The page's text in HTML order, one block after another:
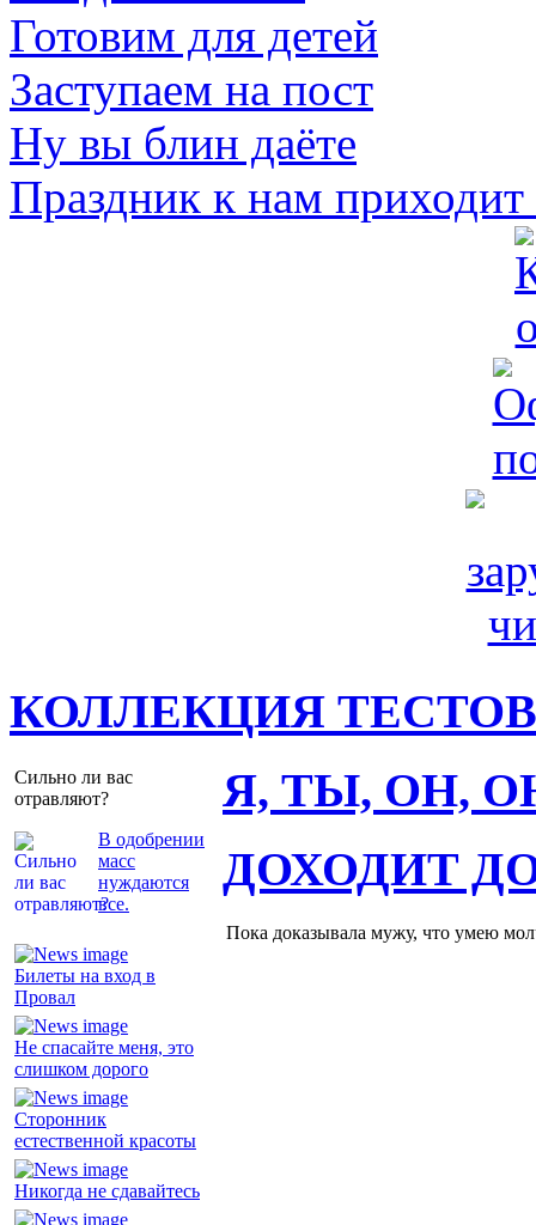
Готовим для детей
Заступаем на пост
Ну вы блин даёте
Праздник к нам
КОЛЛЕКЦИЯ ТЕСТОВ
Сильно ли вас
отравляют?
В одобрении
масс
нуждаются
все.
Я, ТЫ, ОН,
Билеты на вход в
Провал
Не спасайте меня, это
слишком дорого
Сторонник
естественной красоты
Никогда не сдавайтесь
ДОХОДИТ
Пока доказывала мужу, что умею